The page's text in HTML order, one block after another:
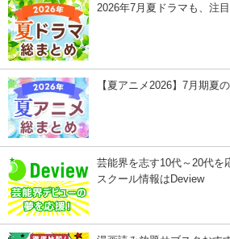
2026年7月夏ドラマも、注
【夏アニメ2026】7月期夏
芸能界を志す10代～20代を
スクール情報はDeview